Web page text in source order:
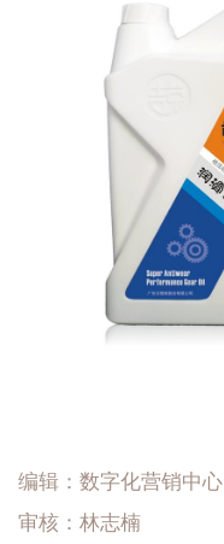
编辑：数字化营销中心
审核：林志楠